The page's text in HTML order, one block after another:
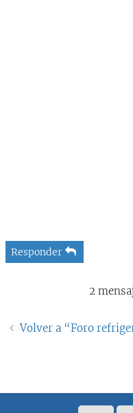
Responder
2
Volver a “Foro